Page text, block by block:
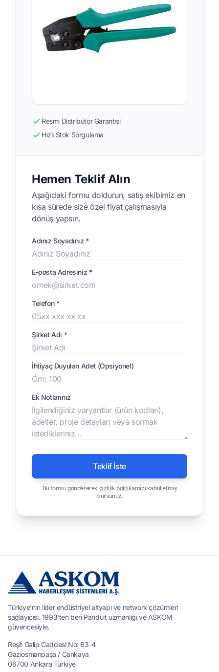
Resmi Distribütör Garantisi
Hızlı Stok Sorgulama
Hemen Teklif Alın
Aşağıdaki formu doldurun, satış ekibimiz en
kısa sürede size özel fiyat çalışmasıyla
dönüş yapsın.
Adınız Soyadınız *
E-posta Adresiniz *
Telefon *
Şirket Adı *
İhtiyaç Duyulan Adet (Opsiyonel)
Ek Notlarınız
Teklif İste
Bu formu göndererek gizlilik politikamızı kabul etmiş
olursunuz.
Türkiye'nin lider endüstriyel altyapı ve network çözümleri
sağlayıcısı. 1993'ten beri Panduit uzmanlığı ve ASKOM
güvencesiyle.
Reşit Galip Caddesi No: 63-4
Gaziosmanpaşa / Çankaya
06700 Ankara Türkiye